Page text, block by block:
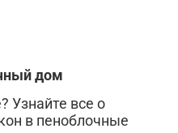
дом
Узнайте все о
в пеноблочные